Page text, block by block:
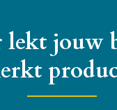
lekt jouw